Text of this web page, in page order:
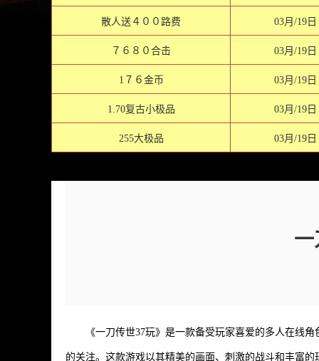
散人送４００路费 03月/19日
７６８０合击 03月/19日
1７６金币 03月/19日
1.70复古小极品 03月/19日
255大极品 03月/19日
一
《一刀传世37玩》是一款备受玩家喜爱的多人在线
的关注。这款游戏以其精美的画面、刺激的战斗和丰富